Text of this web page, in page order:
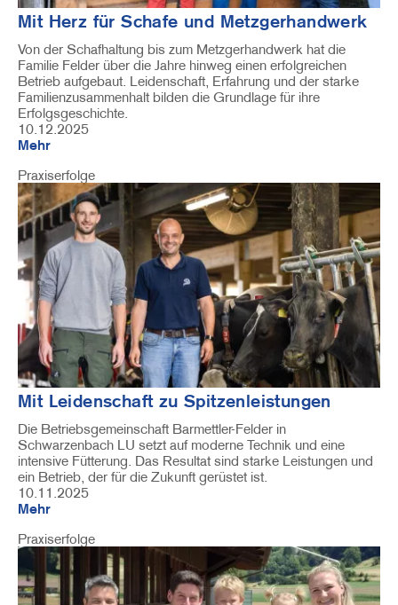
Mit Herz für Schafe und Metzgerhandwerk
Von der Schafhaltung bis zum Metzgerhandwerk hat die
Familie Felder über die Jahre hinweg einen erfolgreichen
Betrieb aufgebaut. Leidenschaft, Erfahrung und der starke
Familienzusammenhalt bilden die Grundlage für ihre
Erfolgsgeschichte.
10.12.2025
Mehr
Praxiserfolge
Image
Mit Leidenschaft zu Spitzenleistungen
Die Betriebsgemeinschaft Barmettler-Felder in
Schwarzenbach LU setzt auf moderne Technik und eine
intensive Fütterung. Das Resultat sind starke Leistungen und
ein Betrieb, der für die Zukunft gerüstet ist.
10.11.2025
Mehr
Praxiserfolge
Image